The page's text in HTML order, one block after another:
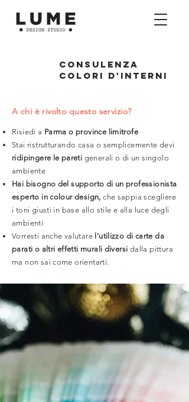
CONSULENZA
COLORI D'INTERNI
A chi è rivolto questo servizio?
Risiedi a Parma o province limitrofe
Stai ristrutturando casa o semplicemente devi
ridipingere le pareti generali o di un singolo
ambiente
Hai bisogno del supporto di un professionista
esperto in colour design,che sappia scegliere
i toni giusti in base allo stile e alla luce degli
ambienti
Vorresti anche valutare l'utilizzo di carte da
parati o altri effetti murali diversi dalla pittura
ma non sai come orientarti.